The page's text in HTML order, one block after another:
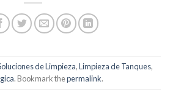
de Limpieza,Limpieza de Tanques,
. Bookmark thepermalink.